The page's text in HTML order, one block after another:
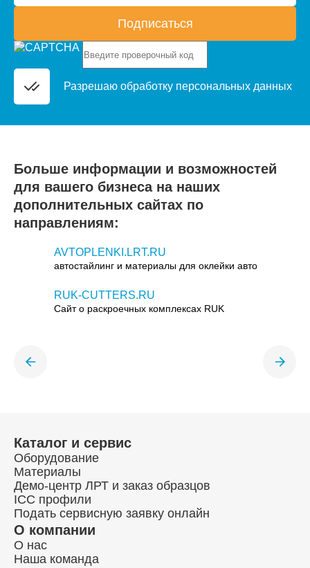
Подписаться
Разрешаю обработку персональных данных
Больше информации и возможностей
для вашего бизнеса на наших
дополнительных сайтах по
направлениям:
AVTOPLENKI.LRT.RU
автостайлинг и материалы для оклейки авто
RUK-CUTTERS.RU
Сайт о раскроечных комплексах RUK
Каталог и сервис
Оборудование
Материалы
Демо-центр ЛРТ и заказ образцов
ICC профили
Подать сервисную заявку онлайн
О компании
О нас
Наша команда